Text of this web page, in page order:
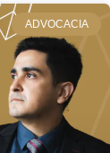
ADVOCACIA